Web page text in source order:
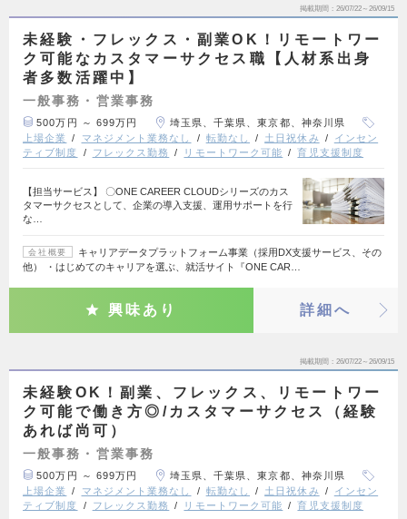
掲載期間 26/07/22～26/09/15
未経験・フレックス・副業OK！リモートワー
ク可能なカスタマーサクセス職【人材系出身
者多数活躍中】
一般事務・営業事務
500万円 ～ 699万円
埼玉県、千葉県、東京都、神奈川県
上場企業
マネジメント業務なし 転勤なし 土日祝休み
インセン
ティブ制度
フレックス勤務 リモートワーク可能 育児支援制度
【担当サービス】 〇ONE CAREER CLOUDシリーズのカス
タマーサクセスとして、企業の導入支援、運用サポートを行
な…
会社概要
キャリアデータプラットフォーム事業（採用DX支援サービス、その
他） ・はじめてのキャリアを選ぶ、就活サイト『ONE CAR…
興味あり 詳細へ
掲載期間 26/07/22～26/09/15
未経験OK！副業、フレックス、リモートワー
ク可能で働き方◎/カスタマーサクセス（経験
あれば尚可）
一般事務・営業事務
500万円 ～ 699万円
埼玉県、千葉県、東京都、神奈川県
上場企業
マネジメント業務なし 転勤なし 土日祝休み
インセン
ティブ制度
フレックス勤務 リモートワーク可能 育児支援制度